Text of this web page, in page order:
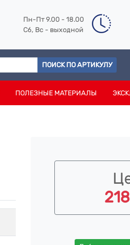
Пн-Пт 9.00 - 18.00
Сб, Вс - выходной
ПОИСК ПО АРТИКУЛУ
ПОЛЕЗНЫЕ МАТЕРИАЛЫ